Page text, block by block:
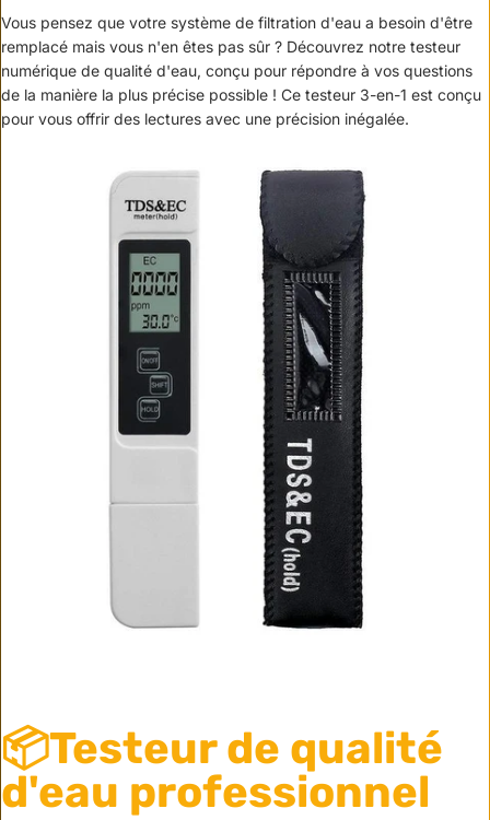
Vous pensez que votre système de filtration d'eau a besoin d'être
remplacé mais vous n'en êtes pas sûr ? Découvrez notre testeur
numérique de qualité d'eau, conçu pour répondre à vos questions
de la manière la plus précise possible ! Ce testeur 3-en-1 est conçu
pour vous offrir des lectures avec une précision inégalée.
📦Testeur de qualité
d'eau professionnel